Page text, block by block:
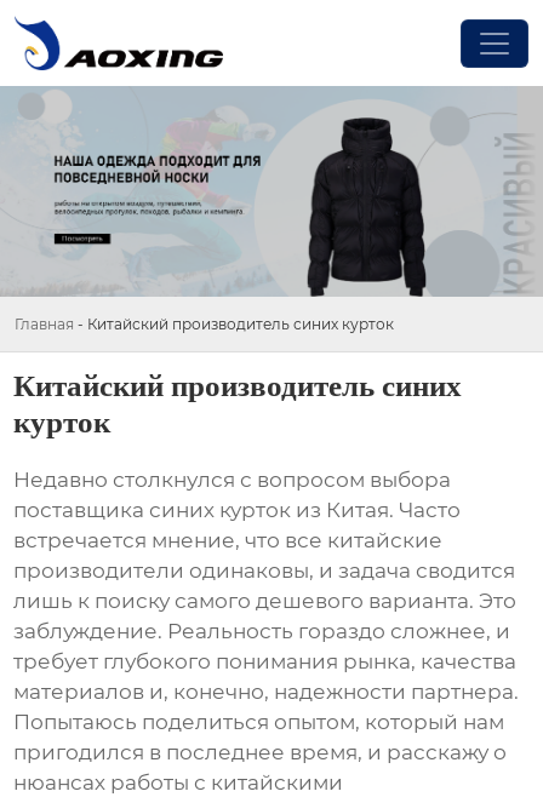
Главная - Китайский производитель синих курток
Китайский производитель синих
курток
Недавно столкнулся с вопросом выбора
поставщика синих курток из Китая. Часто
встречается мнение, что все китайские
производители одинаковы, и задача сводится
лишь к поиску самого дешевого варианта. Это
заблуждение. Реальность гораздо сложнее, и
требует глубокого понимания рынка, качества
материалов и, конечно, надежности партнера.
Попытаюсь поделиться опытом, который нам
пригодился в последнее время, и расскажу о
нюансах работы с китайскими